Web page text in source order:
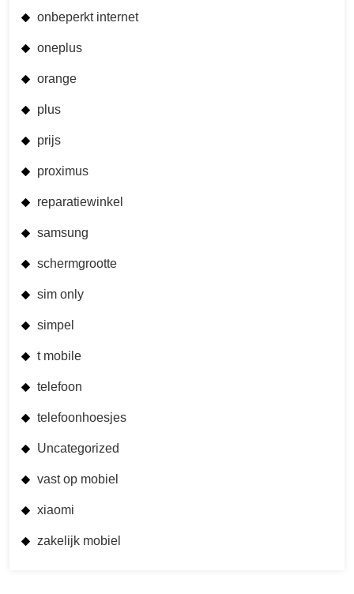
onbeperkt internet
oneplus
orange
plus
prijs
proximus
reparatiewinkel
samsung
schermgrootte
sim only
simpel
t mobile
telefoon
telefoonhoesjes
Uncategorized
vast op mobiel
xiaomi
zakelijk mobiel